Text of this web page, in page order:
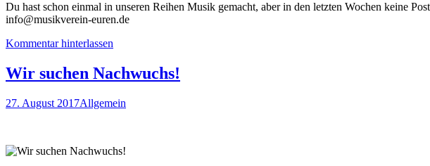
Du hast schon einmal in unseren Reihen Musik gemacht, aber in den letzten Wochen keine
info@musikverein-euren.de
Kommentar hinterlassen
Wir suchen Nachwuchs!
27. August 2017Allgemein